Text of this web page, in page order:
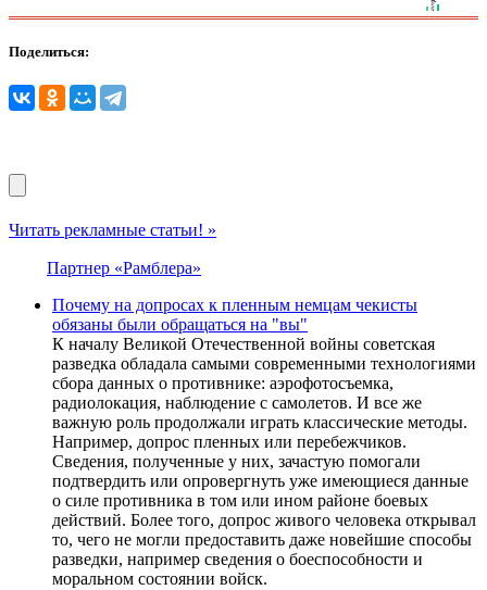
Поделиться:
Читать рекламные статьи! »
Партнер «Рамблера»
Почему на допросах к пленным немцам чекисты
обязаны были обращаться на "вы"
К началу Великой Отечественной войны советская
разведка обладала самыми современными технологиями
сбора данных о противнике: аэрофотосъемка,
радиолокация, наблюдение с самолетов. И все же
важную роль продолжали играть классические методы.
Например, допрос пленных или перебежчиков.
Сведения, полученные у них, зачастую помогали
подтвердить или опровергнуть уже имеющиеся данные
о силе противника в том или ином районе боевых
действий. Более того, допрос живого человека открывал
то, чего не могли предоставить даже новейшие способы
разведки, например сведения о боеспособности и
моральном состоянии войск.